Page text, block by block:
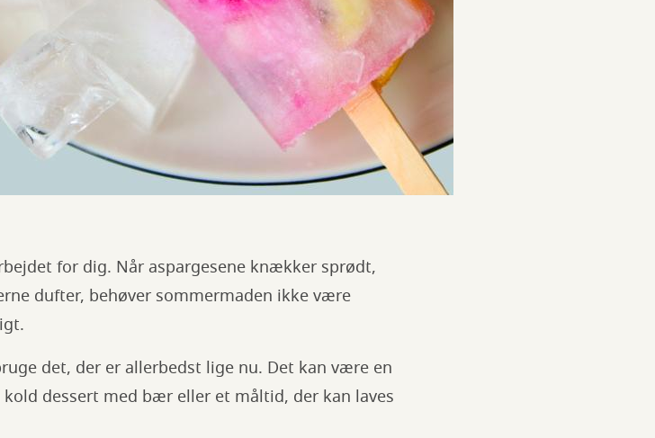
for dig. Når aspargesene knækker sprødt,
dufter, behøver sommermaden ikke være
det, der er allerbedst lige nu. Det kan være en
dessert med bær eller et måltid, der kan laves